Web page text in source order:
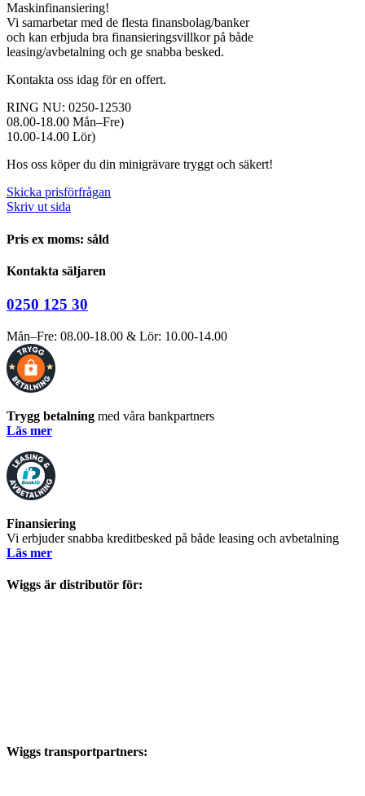
Maskinfinansiering!
Vi samarbetar med de flesta finansbolag/banker
och kan erbjuda bra finansieringsvillkor på både
leasing/avbetalning och ge snabba besked.
Kontakta oss idag för en offert.
RING NU: 0250-12530
08.00-18.00 Mån–Fre)
10.00-14.00 Lör)
Hos oss köper du din minigrävare tryggt och säkert!
Skicka prisförfrågan
Skriv ut sida
Pris ex moms: såld
Kontakta säljaren
0250 125 30
Mån–Fre: 08.00-18.00 & Lör: 10.00-14.00
Trygg betalning med våra bankpartners
Läs mer
Finansiering
Vi erbjuder snabba kreditbesked på både leasing och avbetalning
Läs mer
Wiggs är distributör för:
Wiggs transportpartners: